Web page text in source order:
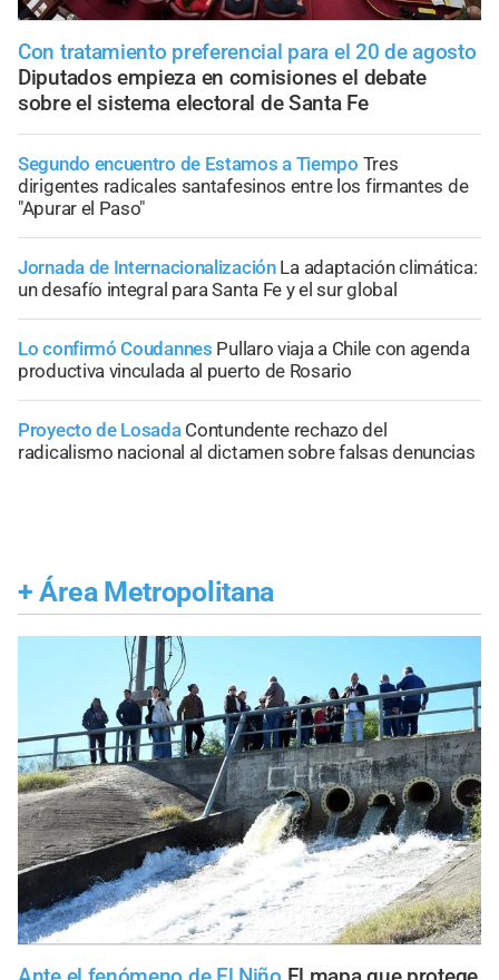
Con tratamiento preferencial para el 20 de agosto
Diputados empieza en comisiones el debate
sobre el sistema electoral de Santa Fe
Segundo encuentro de Estamos a Tiempo Tres
dirigentes radicales santafesinos entre los firmantes de
"Apurar el Paso"
Jornada de Internacionalización La adaptación climática:
un desafío integral para Santa Fe y el sur global
Lo confirmó Coudannes Pullaro viaja a Chile con agenda
productiva vinculada al puerto de Rosario
Proyecto de Losada Contundente rechazo del
radicalismo nacional al dictamen sobre falsas denuncias
+ Área Metropolitana